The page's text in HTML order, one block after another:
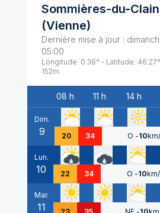
Sommières-du-Clain
(Vienne)
Dernière mise à jour :
05:00
Longitude: 0.36° - Latitude: 46.27
152m
Date
08 h 11 h 14 h
Dim.
9 20 34 O -10
Lun.
10 22 34 O -10
Mar.
11